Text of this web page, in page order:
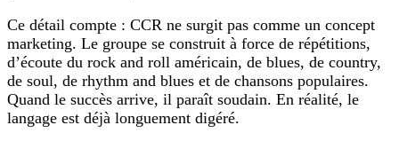
Ce détail compte : CCR ne surgit pas comme un concept
marketing. Le groupe se construit à force de répétitions,
d’écoute du rock and roll américain, de blues, de country,
de soul, de rhythm and blues et de chansons populaires.
Quand le succès arrive, il paraît soudain. En réalité, le
langage est déjà longuement digéré.